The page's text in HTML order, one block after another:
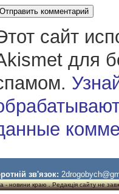
сайт
для
зв'язок:
краю . Редакція сайту не